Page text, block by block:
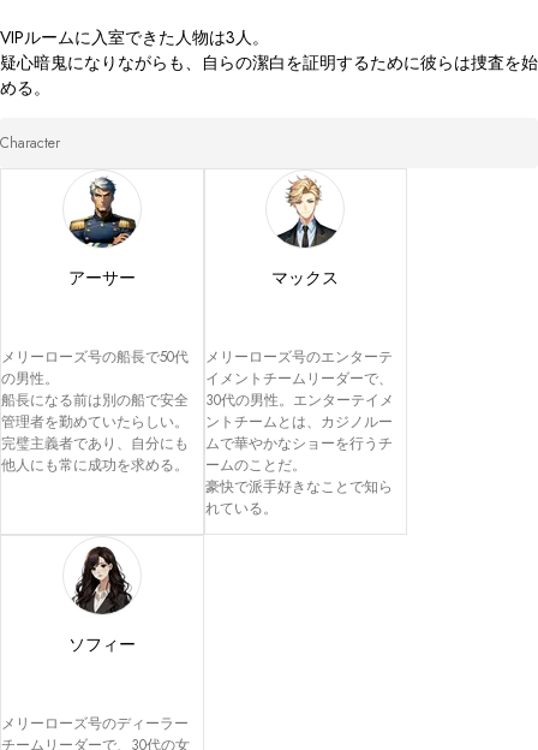
VIPルームに入室できた人物は3人。
疑心暗鬼になりながらも、自らの潔白を証明するために彼らは捜査を始
める。
Character
アーサー
メリーローズ号の船長で50代
の男性。
船長になる前は別の船で安全
管理者を勤めていたらしい。
完璧主義者であり、自分にも
他人にも常に成功を求める。
マックス
メリーローズ号のエンターテ
イメントチームリーダーで、
30代の男性。エンターテイメ
ントチームとは、カジノルー
ムで華やかなショーを行うチ
ームのことだ。
豪快で派手好きなことで知ら
れている。
ソフィー
メリーローズ号のディーラー
チームリーダーで、30代の女